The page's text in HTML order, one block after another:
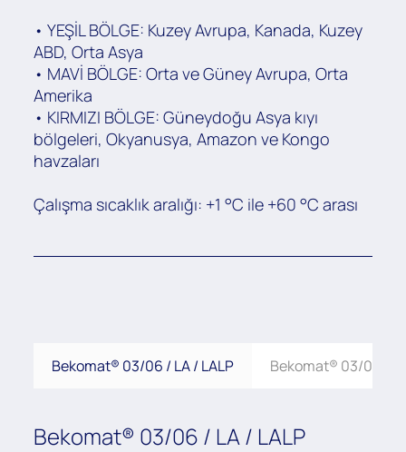
• YEŞİL BÖLGE: Kuzey Avrupa, Kanada, Kuzey
ABD, Orta Asya
• MAVİ BÖLGE: Orta ve Güney Avrupa, Orta
Amerika
• KIRMIZI BÖLGE: Güneydoğu Asya kıyı
bölgeleri, Okyanusya, Amazon ve Kongo
havzaları
Çalışma sıcaklık aralığı: +1 °C ile +60 °C arası
Bekomat® 03/06 / LA / LALP Bekomat® 03/06
Bekomat® 03/06 / LA / LALP